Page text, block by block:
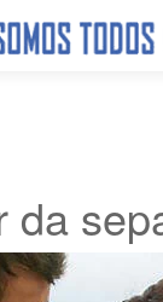
da